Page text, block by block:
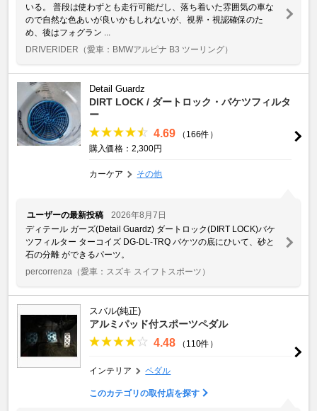
いる。 普段は使わずとも走行可能だし、落ち着いた雰囲気の車な
ので自然な色あいが良いかもしれないが、視界・視認確保のた
め、後はフォグラン ...
DRIVERIDER （愛車：BMWアルピナ B3 ツーリング）
Detail Guardz
DIRT LOCK / ダートロック・バケツフィルタ
ー
4.69
（166件）
購入価格：2,300円
カーケア その他
ユーザーの最新投稿
2026年8月7日
ディテール ガーズ(Detail Guardz) ダートロック(DIRT LOCK)バケ
ツフィルター ターコイズ DG-DL-TRQ バケツの底にひいて、砂と
石の分離 ができるパーツ。
percorrenza （愛車：スズキ スイフトスポーツ）
スバル(純正)
アルミパッド付スポーツペダル
4.48 （110件）
インテリア ペダル
このカテゴリの取付店を探す